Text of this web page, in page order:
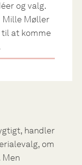
og valg.
Møller
at komme
handler
om
Men